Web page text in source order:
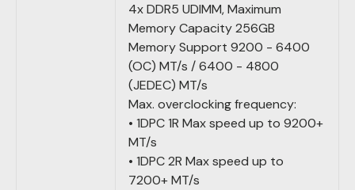
4x DDR5 UDIMM, Maximum
Memory Capacity 256GB
Memory Support 9200 - 6400
(OC) MT/s / 6400 - 4800
(JEDEC) MT/s
Max. overclocking frequency:
• 1DPC 1R Max speed up to 9200+
MT/s
• 1DPC 2R Max speed up to
7200+ MT/s